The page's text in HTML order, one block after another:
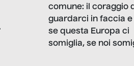
comune: il coraggio
guardarci in faccia
se questa Europa ci
somiglia, se noi